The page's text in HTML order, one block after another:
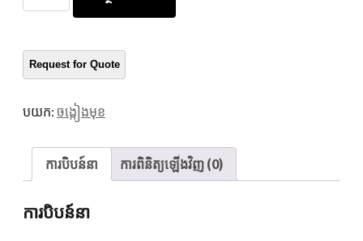
អាកាសចរណ៍
Lome
ដែល
ពន្លឺ
កំពុង
បយក: ចង្កៀងមុខ
ការបិបន៍នា ការពិនិត្យឡើងវិញ (0)
ការបិបន៍នា